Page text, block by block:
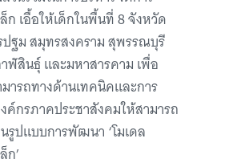
ล็ก เอื้อให้เด็กในพื้นที่ 8 จังหวัด
ฐม สมุทรสงคราม สุพรรณบุรี
ฬสินธุ์ และมหาสารคาม เพื่อ
รถทางด้านเทคนิคและการ
ค์กรภาคประชาสังคมให้สามารถ
รูปแบบการพัฒนา ‘โมเดล
ก’